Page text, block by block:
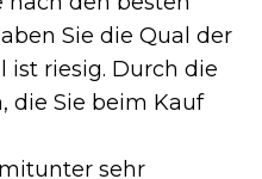
Sie die Qual der
ist riesig. Durch die
die Sie beim Kauf
sehr